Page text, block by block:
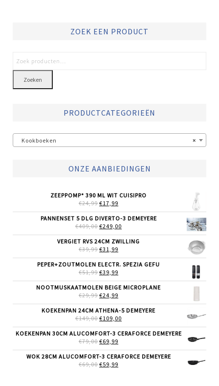
ZOEK EEN PRODUCT
Zoeken
PRODUCTCATEGORIEËN
×
Kookboeken
ONZE AANBIEDINGEN
ZEEPPOMP* 390 ML WIT CUISIPRO
€24,99 OORSPRONKELIJKE
WAS:
€24,99.
€17,99
IS:
€17,99.
PANNENSET 5 DLG DIVERTO-3 DEMEYERE
€409,00 OORSPRONKELIJKE
WAS:
€409,00.
€249,00
IS:
VERGIET RVS 24CM ZWILLING
€39,99 OORSPRONKELIJKE
WAS:
€39,99.
€31,99
IS:
PEPER+ZOUTMOLEN ELECTR. SPEZIA GEFU
€51,99 OORSPRONKELIJKE
WAS:
€51,99.
€39,99
IS:
NOOTMUSKAATMOLEN BEIGE MICROPLANE
€29,99 OORSPRONKELIJKE
WAS:
€29,99.
€24,99
IS:
€24,99.
KOEKENPAN 24CM ATHENA-5 DEMEYERE
€149,00 OORSPRONKELIJKE
WAS:
€149,00.
€109,00
IS:
KOEKENPAN 30CM ALUCOMFORT-3 CERAFORCE DEMEYERE
€79,00 OORSPRONKELIJKE
WAS:
€79,00.
€69,99
IS:
WOK 28CM ALUCOMFORT-3 CERAFORCE DEMEYERE
€69,00 OORSPRONKELIJKE
€59,99